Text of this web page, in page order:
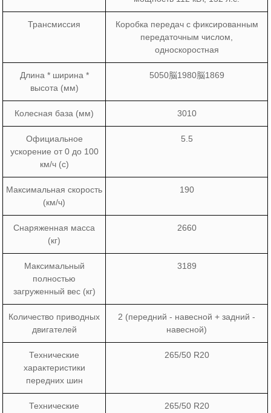
Трансмиссия
Коробка передач с фиксированным
передаточным числом,
односкоростная
Длина * ширина *
высота (мм)
5050脳1980脳1869
Колесная база (мм) 3010
Официальное
ускорение от 0 до 100
км/ч (с)
5.5
Максимальная скорость
(км/ч)
190
Снаряженная масса
(кг)
2660
Максимальный
полностью
загруженный вес (кг)
3189
Количество приводных
двигателей
2 (передний - навесной + задний -
навесной)
Технические
характеристики
передних шин
265/50 R20
Технические
265/50 R20